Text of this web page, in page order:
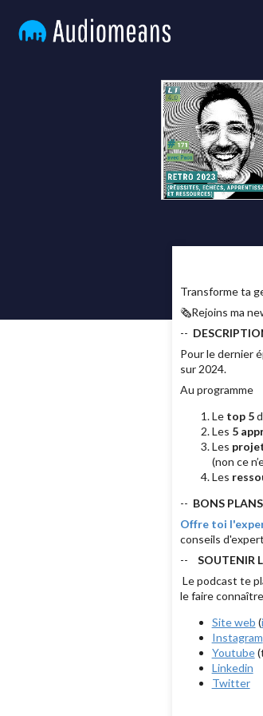
Transforme ta
🗞Rejoins ma
--
Pour le dernier
sur 2024.
Au programme
Le top 5
Les 5
Les
(non ce
Les
-- BONS PLANS
Offre toi
conseils
-- SOUTENIR
Le podcast te
le faire
Site web (
Instagram
Youtube
Linkedin
Twitter